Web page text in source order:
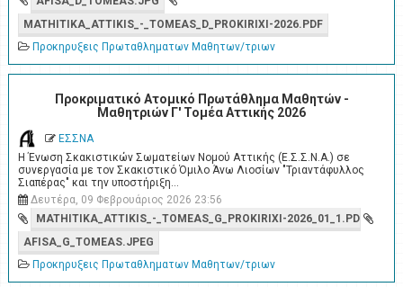
MATHITIKA_ATTIKIS_-_TOMEAS_D_PROKIRIXI-2026.PDF
Προκηρυξεις Πρωταθληματων Μαθητων/τριων
Προκριματικό Ατομικό Πρωτάθλημα Μαθητών -
Μαθητριών Γ' Τομέα Αττικής 2026
ΕΣΣΝΑ
Η Ένωση Σκακιστικών Σωματείων Νομού Αττικής (Ε.Σ.Σ.Ν.Α.) σε
συνεργασία με τον Σκακιστικό Όμιλο Άνω Λιοσίων "Τριαντάφυλλος
Σιαπέρας" και την υποστήριξη…
Δευτέρα, 09 Φεβρουάριος 2026 23:56
MATHITIKA_ATTIKIS_-_TOMEAS_G_PROKIRIXI-2026_01_1.PDF
AFISA_G_TOMEAS.JPEG
Προκηρυξεις Πρωταθληματων Μαθητων/τριων